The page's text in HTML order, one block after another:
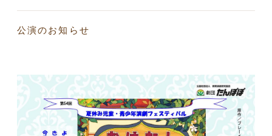
公演のお知らせ